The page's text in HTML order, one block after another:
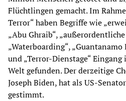
Flüchtlingen gemacht. Im
Terror“ haben Begriffe wie
„Abu Ghraib“,
„Waterboarding“, „Guantanamo
und „Terror-Dienstage“
Welt gefunden. Der derzeitige
Joseph Biden, hat als US-
gestimmt.